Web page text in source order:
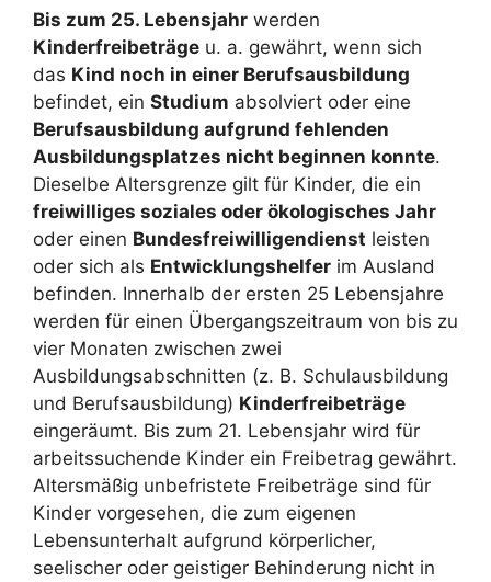
Bis zum 25. Lebensjahr werden
Kinderfreibeträge u. a. gewährt, wenn sich
das Kind noch in einer Berufsausbildung
befindet, ein Studium absolviert oder eine
Berufsausbildung aufgrund fehlenden
Ausbildungsplatzes nicht beginnen konnte.
Dieselbe Altersgrenze gilt für Kinder, die ein
freiwilliges soziales oder ökologisches Jahr
oder einen Bundesfreiwilligendienst leisten
oder sich als Entwicklungshelfer im Ausland
befinden. Innerhalb der ersten 25 Lebensjahre
werden für einen Übergangszeitraum von bis zu
vier Monaten zwischen zwei
Ausbildungsabschnitten (z. B. Schulausbildung
und Berufsausbildung) Kinderfreibeträge
eingeräumt. Bis zum 21. Lebensjahr wird für
arbeitssuchende Kinder ein Freibetrag gewährt.
Altersmäßig unbefristete Freibeträge sind für
Kinder vorgesehen, die zum eigenen
Lebensunterhalt aufgrund körperlicher,
seelischer oder geistiger Behinderung nicht in